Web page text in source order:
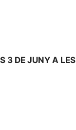
3 DE JUNY A LES